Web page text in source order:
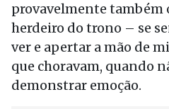
provavelmente também
herdeiro do trono – se
ver e apertar a mão de
que choravam, quando
demonstrar emoção.